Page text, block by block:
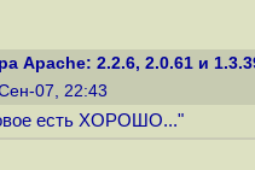
Apache: 2.2.6, 2.0.61 и
07, 22:43
есть ХОРОШО..."